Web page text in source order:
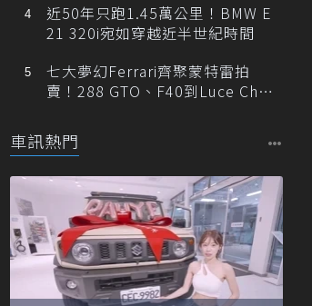
近50年只跑1.45萬公里！BMW E
21 320i宛如穿越近半世紀時間
七大夢幻Ferrari齊聚蒙特雷拍
賣！288 GTO、F40到Luce Cha
車訊熱門